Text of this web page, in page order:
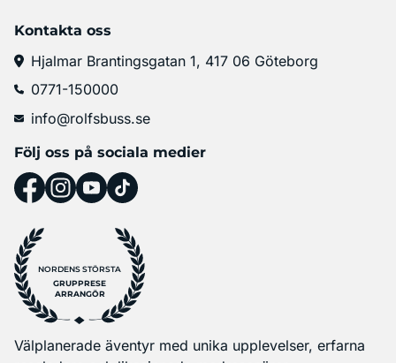
Kontakta oss
Hjalmar Brantingsgatan 1, 417 06 Göteborg
0771-150000
info@rolfsbuss.se
Följ oss på sociala medier
NORDENS STÖRSTA
GRUPPRESE
ARRANGÖR
Välplanerade äventyr med unika upplevelser, erfarna